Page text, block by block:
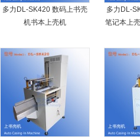
多力DL-SK420 数码上书壳
机书本上壳机
多力DL-
笔记本上